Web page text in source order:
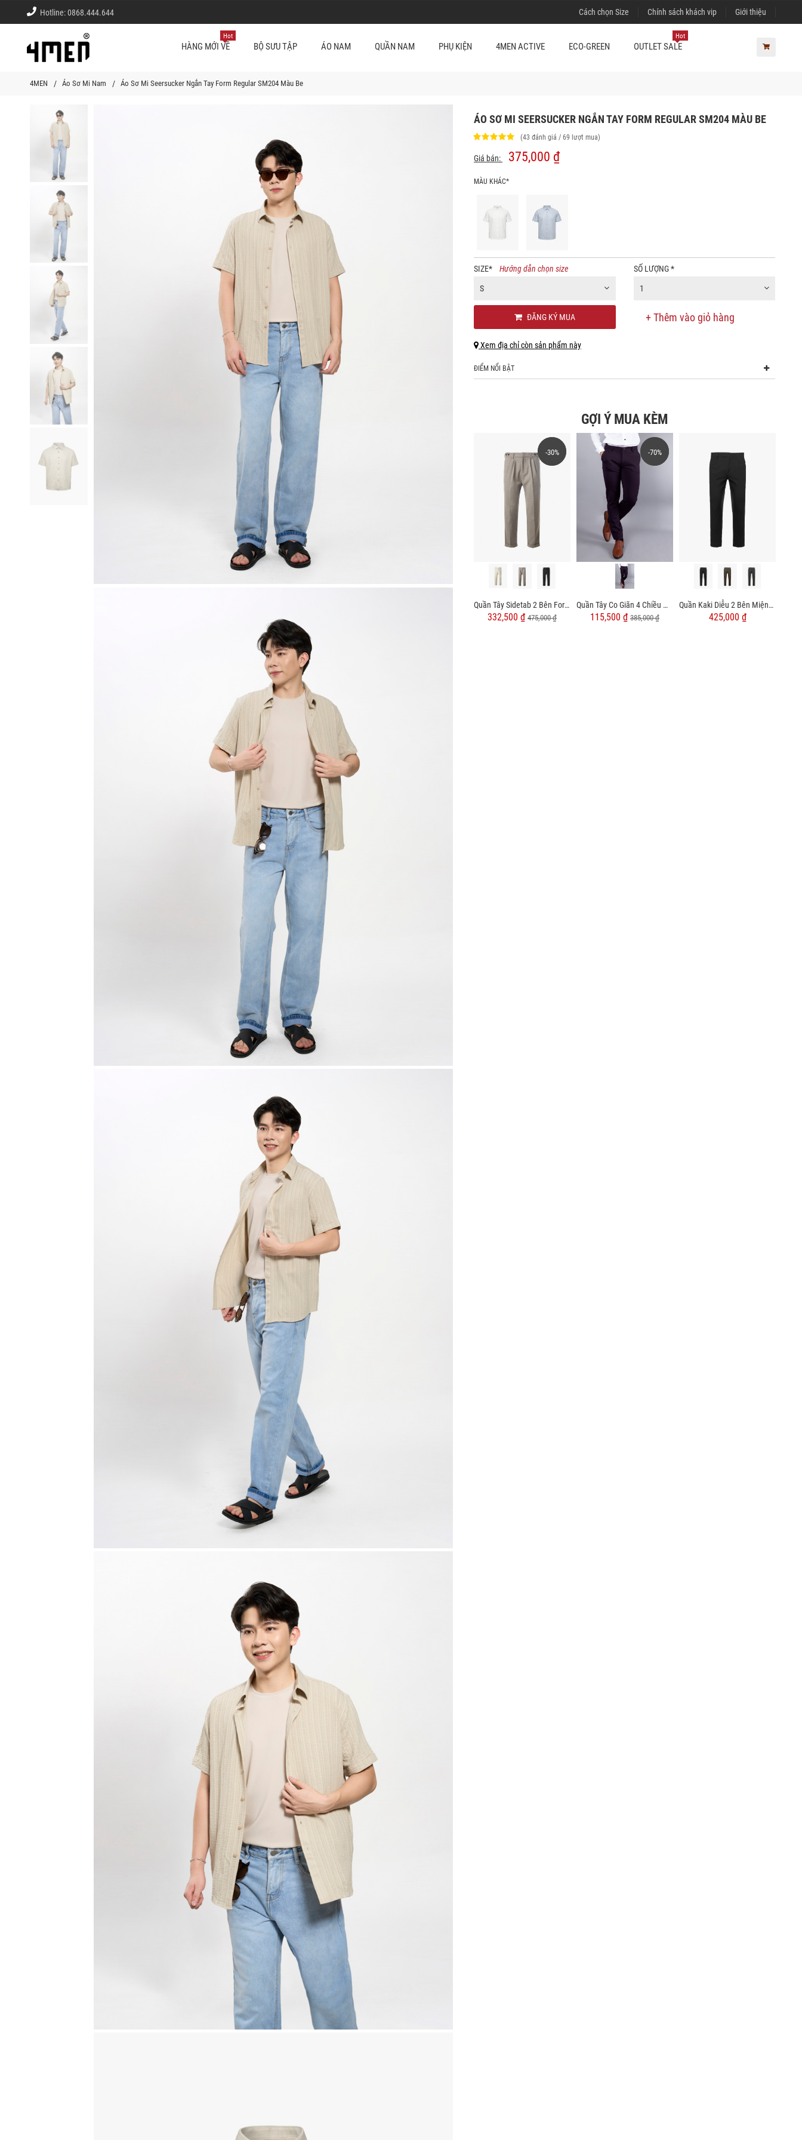
Hotline:0868.444.644 Cách chọn Size Chính sách khách vip Giới thiệu
HÀNG MỚI VỀ
Hot
BỘ SƯU TẬP ÁO NAM QUẦN NAM PHỤ KIỆN 4MEN ACTIVE ECO-GREEN OUTLET SALE
Hot
4MEN Áo Sơ Mi Nam Áo Sơ Mi Seersucker Ngắn Tay Form Regular SM204 Màu Be
ÁO SƠ MI SEERSUCKER NGẮN TAY FORM REGULAR SM204 MÀU BE
(43 đánh giá / 69 lượt mua)
Giá bán: 375,000 ₫
MÀU KHÁC*
SIZE* Hướng dẫn chọn size
S
SỐ LƯỢNG*
1
ĐĂNG KÝ MUA + Thêm vào giỏ hàng
Xem địa chỉ còn sản phẩm này
ĐIỂM NỔI BẬT
GỢI Ý MUA KÈM
367,500 ₫
-30%
-30%
Quần Tây Sidetab 2 Bên Form Regular QT068
332,500 ₫475,000 ₫
-70%
-70%
Quần Tây Co Giãn 4 Chiều Màu Đỏ Mận QT110
115,500 ₫385,000 ₫
Quần Kaki Diễu 2 Bên Miệng Túi Form Slimfit QK031
425,000 ₫